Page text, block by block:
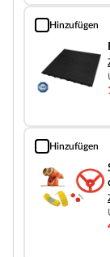
Hinzufügen
Fallschutzmatte
Hinzufügen
Spielset 1 inkl.